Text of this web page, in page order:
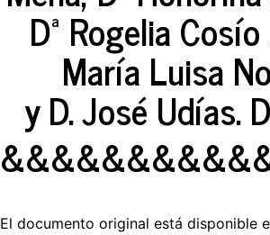
Dª Rogelia Cosío
María Luisa
y D. José Udías.
El documento original está disponible